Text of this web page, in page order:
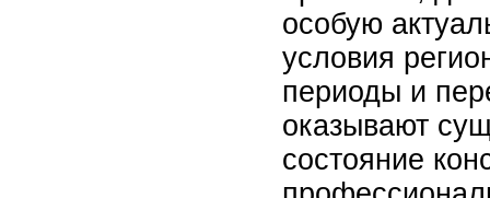
особую
условия
периоды и
оказывают
состояние